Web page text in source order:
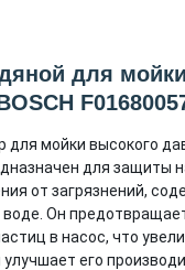
для
для мойки высокого
для защиты
от загрязнений,
Он
в насос, что
его